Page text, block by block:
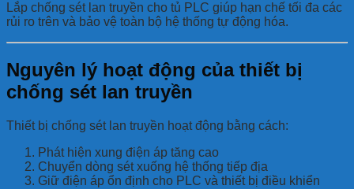
Lắp chống sét lan truyền cho tủ PLC giúp hạn chế tối đa các
rủi ro trên và bảo vệ toàn bộ hệ thống tự động hóa.
Nguyên lý hoạt động của thiết bị
chống sét lan truyền
Thiết bị chống sét lan truyền hoạt động bằng cách:
Phát hiện xung điện áp tăng cao
Chuyển dòng sét xuống hệ thống tiếp địa
Giữ điện áp ổn định cho PLC và thiết bị điều khiển